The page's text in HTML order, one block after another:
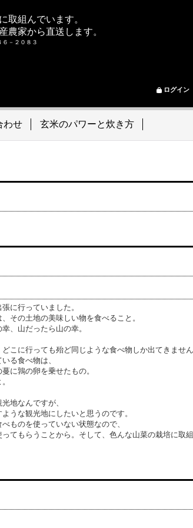
取組んでいます。
農家から直送します。
６－２０８３
ログイン
わせ 玄米のパワーと炊き方
に行っていました。
その土地の美味しい物を食べること。
、山だったら山の幸。
こに行っても殆ど同じような食べ物しか出てきません
る食べ物は、
に鶉の卵を乗せたもの。
地なんですが、
うな観光地にしたいと思うのです。
ものを使っていない状態なので、
てもらうことから。そして、色んな山菜の栽培に取